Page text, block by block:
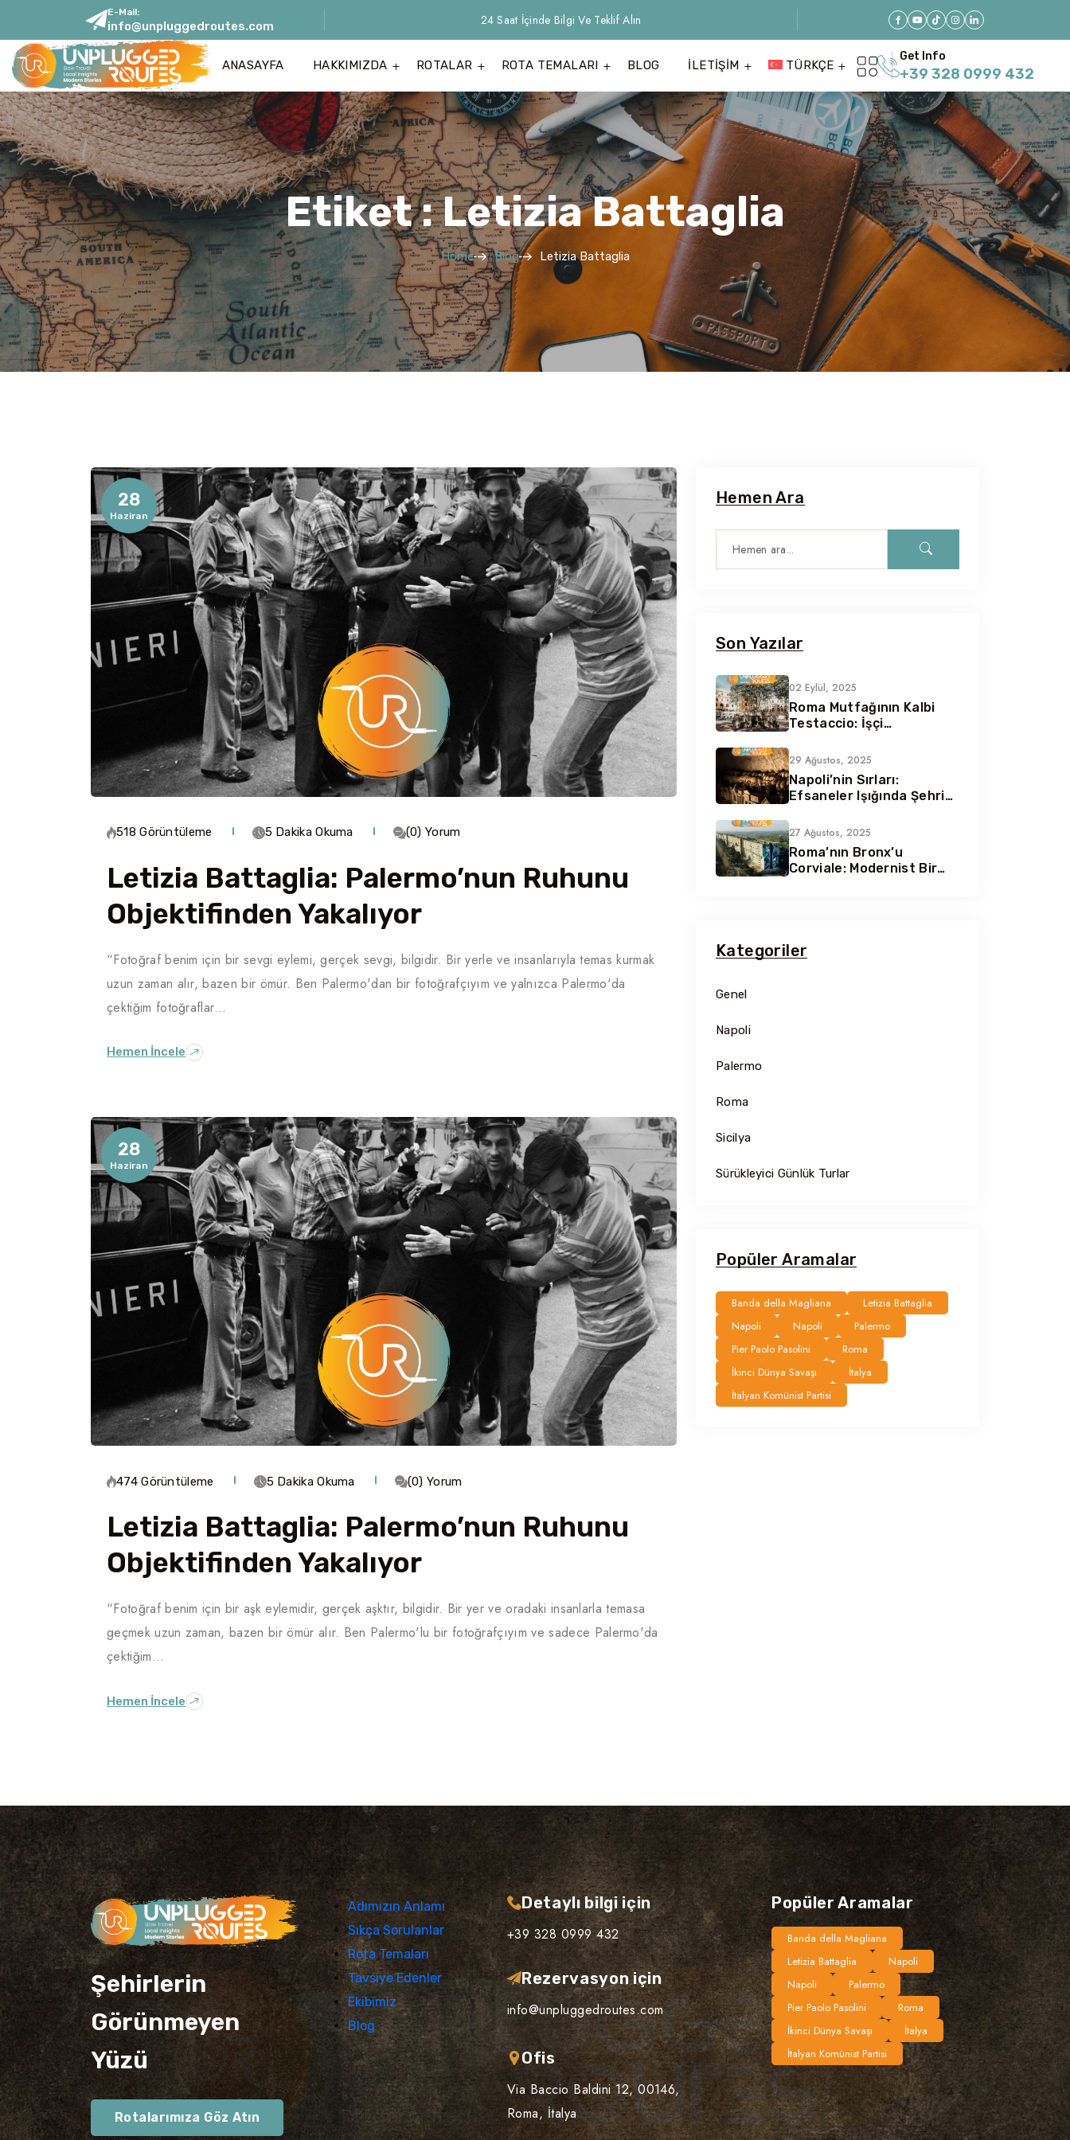
E-Mail:
info@unpluggedroutes.com 24 Saat İçinde Bilgi Ve Teklif Alın
ANASAYFA HAKKIMIZDA ROTALAR ROTA TEMALARI BLOG İLETIŞIM TÜRKÇE
Get Info
+39 328 0999 432
Etiket : Letizia Battaglia
Home Blog Letizia Battaglia
28
Haziran
518 Görüntüleme 5 Dakika Okuma (0) Yorum
Letizia Battaglia: Palermo’nun Ruhunu
Objektifinden Yakalıyor
“Fotoğraf benim için bir sevgi eylemi, gerçek sevgi, bilgidir. Bir yerle ve insanlarıyla temas kurmak
uzun zaman alır, bazen bir ömür. Ben Palermo'dan bir fotoğrafçıyım ve yalnızca Palermo'da
çektiğim fotoğraflar…
Hemen İncele
28
Haziran
474 Görüntüleme 5 Dakika Okuma (0) Yorum
Letizia Battaglia: Palermo’nun Ruhunu
Objektifinden Yakalıyor
“Fotoğraf benim için bir aşk eylemidir, gerçek aşktır, bilgidir. Bir yer ve oradaki insanlarla temasa
geçmek uzun zaman, bazen bir ömür alır. Ben Palermo'lu bir fotoğrafçıyım ve sadece Palermo'da
çektiğim…
Hemen İncele
Hemen Ara
Son Yazılar
02 Eylül, 2025
Roma Mutfağının Kalbi
Testaccio: İşçi
Lezzetler
29 Ağustos, 2025
Napoli’nin Sırları:
Efsaneler Işığında Şehrin
27 Ağustos, 2025
Roma’nın Bronx’u
Corviale: Modernist Bir
Kategoriler
Genel
Napoli
Palermo
Roma
Sicilya
Sürükleyici Günlük Turlar
Popüler Aramalar
Banda della Magliana
Letizia Battaglia
Napoli
Napoli
Palermo
Pier Paolo Pasolini
Roma
İkinci Dünya Savaşı
İtalya
İtalyan Komünist Partisi
Şehirlerin
Görünmeyen
Yüzü
Rotalarımıza Göz Atın
Adımızın Anlamı
Sıkça Sorulanlar
Rota Temaları
Tavsiye Edenler
Ekibimiz
Blog
Detaylı bilgi için
+39 328 0999 432
Rezervasyon için
info@unpluggedroutes.com
Ofis
Via Baccio Baldini 12, 00146,
Roma, İtalya
Popüler Aramalar
Banda della Magliana
Letizia Battaglia
Napoli
Napoli
Palermo
Pier Paolo Pasolini
Roma
İkinci Dünya Savaşı
İtalya
İtalyan Komünist Partisi